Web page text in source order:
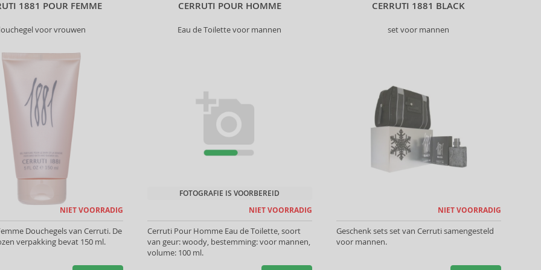
1881 POUR FEMME
voor vrouwen
NIET VOORRADIG
Douchegels van Cerruti. De
verpakking bevat 150 ml.
CERRUTI POUR HOMME
Eau de Toilette voor mannen
FOTOGRAFIE IS VOORBEREID
NIET VOORRADIG
Cerruti Pour Homme Eau de Toilette, soort
van geur: woody, bestemming: voor mannen,
volume: 100 ml.
CERRUTI 1881 BLACK
set voor mannen
NIET VOORRADIG
Geschenk sets set van Cerruti samengesteld
voor mannen.